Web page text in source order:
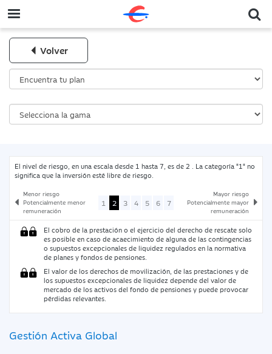
Volver
El nivel de riesgo, en una escala desde 1 hasta 7, es de 2 . La categoría "1" no
significa que la inversión esté libre de riesgo.
Menor riesgo
Potencialmente menor
remuneración
1 2 3 4 5 6 7
Mayor riesgo
Potencialmente mayor
remuneración
El cobro de la prestación o el ejercicio del derecho de rescate solo
es posible en caso de acaecimiento de alguna de las contingencias
o supuestos excepcionales de liquidez regulados en la normativa
de planes y fondos de pensiones.
El valor de los derechos de movilización, de las prestaciones y de
los supuestos excepcionales de liquidez depende del valor de
mercado de los activos del fondo de pensiones y puede provocar
pérdidas relevantes.
Gestión Activa Global